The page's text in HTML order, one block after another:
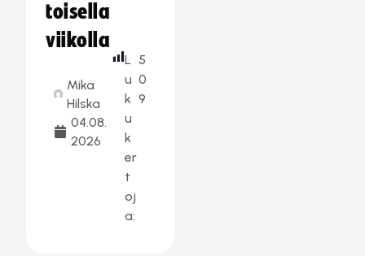
toisella
viikolla
Mika
Hilska
04.08.
2026
L
u
k
u
k
er
t
oj
a:
5
0
9